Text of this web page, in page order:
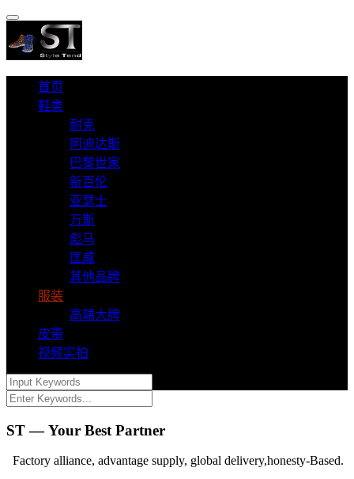
首页
鞋类
耐克
阿迪达斯
巴黎世家
新百伦
亚瑟士
万斯
彪马
匡威
其他品牌
服装
高端大牌
皮带
视频实拍
ST — Your Best Partner
Factory alliance, advantage supply, global delivery,honesty-Based.